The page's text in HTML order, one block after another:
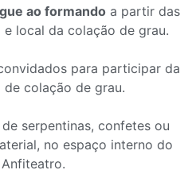
ao formandoa partir das
e local da colação de grau.
para participar da
de colação de grau.
serpentinas, confetes ou
no espaço interno do
Anfiteatro.